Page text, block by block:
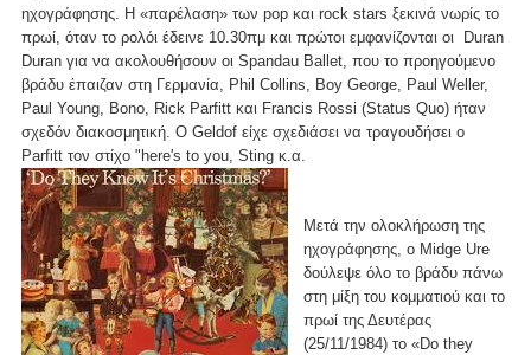
ηχογράφησης. Η «παρέλαση» των pop και rock stars ξεκινά νωρίς το
πρωί, όταν το ρολόι έδεινε 10.30πμ και πρώτοι εμφανίζονται οι Duran
Duran για να ακολουθήσουν οι Spandau Ballet, που το προηγούμενο
βράδυ έπαιζαν στη Γερμανία, Phil Collins, Boy George, Paul Weller,
Paul Young, Bono, Rick Parfitt και Francis Rossi (Status Quo) ήταν
σχεδόν διακοσμητική. Ο Geldof είχε σχεδιάσει να τραγουδήσει ο
Parfitt τον στίχο "here's to you, Sting κ.α.
Μετά την ολοκλήρωση της
ηχογράφησης, ο Midge Ure
δούλεψε όλο το βράδυ πάνω
στη μίξη του κομματιού και το
πρωί της Δευτέρας
(25/11/1984) το «Do they